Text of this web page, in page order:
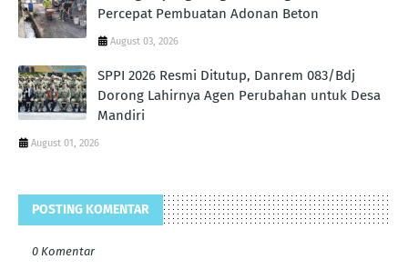
Percepat Pembuatan Adonan Beton
August 03, 2026
SPPI 2026 Resmi Ditutup, Danrem 083/Bdj
Dorong Lahirnya Agen Perubahan untuk Desa
Mandiri
August 01, 2026
POSTING KOMENTAR
0 Komentar